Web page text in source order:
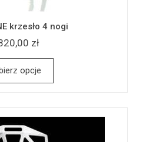
krzesło 4 nogi
zł
opcje